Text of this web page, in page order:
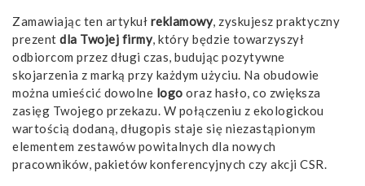
Zamawiając ten artykuł reklamowy, zyskujesz praktyczny
prezent dla Twojej firmy, który będzie towarzyszył
odbiorcom przez długi czas, budując pozytywne
skojarzenia z marką przy każdym użyciu. Na obudowie
można umieścić dowolne logo oraz hasło, co zwiększa
zasięg Twojego przekazu. W połączeniu z ekologickou
wartością dodaną, długopis staje się niezastąpionym
elementem zestawów powitalnych dla nowych
pracowników, pakietów konferencyjnych czy akcji CSR.